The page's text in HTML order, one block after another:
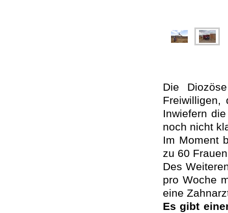
Die
Freiwilligen,
Inwiefern
noch nicht
Im Moment
zu 60
Des
pro Woche
eine
Es gibt